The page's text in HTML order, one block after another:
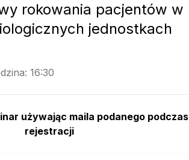
rokowania pacjentów w
jednostkach
16:30
używając maila podanego podczas
rejestracji